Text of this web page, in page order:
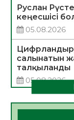
Руслан
кеңесшісі
05.08.2026
салынатын
талқыланды
05.08.2026